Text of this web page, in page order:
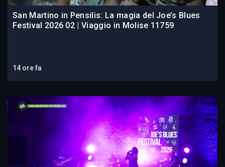
San Martino in Pensilis: La magia del Joe’s Blues
Festival 2026 02 | Viaggio in Molise 11759
14 ore fa